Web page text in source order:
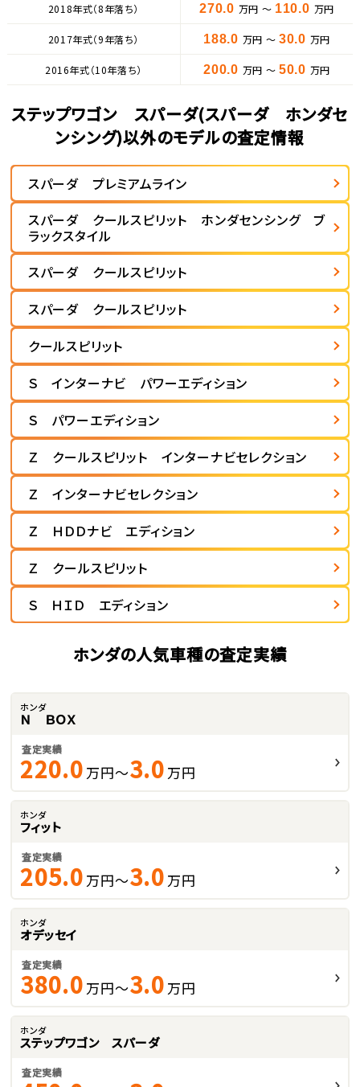
2018年式（8年落ち） 270.0 万円 ～ 110.0 万円
2017年式（9年落ち） 188.0 万円 ～ 30.0 万円
2016年式（10年落ち） 200.0 万円 ～ 50.0 万円
ステップワゴン スパーダ(スパーダ ホンダセ
ンシング)以外のモデルの査定情報
スパーダ プレミアムライン
スパーダ クールスピリット ホンダセンシング ブ
ラックスタイル
スパーダ クールスピリット
スパーダ クールスピリット
クールスピリット
Ｓ インターナビ パワーエディション
Ｓ パワーエディション
Ｚ クールスピリット インターナビセレクション
Ｚ インターナビセレクション
Ｚ ＨＤＤナビ エディション
Ｚ クールスピリット
Ｓ ＨＩＤ エディション
ホンダの人気車種の査定実績
ホンダ
Ｎ ＢＯＸ
査定実績
220.0 万円～3.0 万円
ホンダ
フィット
査定実績
205.0 万円～3.0 万円
ホンダ
オデッセイ
査定実績
380.0 万円～3.0 万円
ホンダ
ステップワゴン スパーダ
査定実績